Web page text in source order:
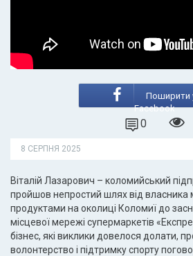
Поширити
Facebook
0
8 СЕРПНЯ 2025
Віталій Лазарович – коломийський
пройшов непростий шлях від власника
продуктами на околиці Коломиї до
місцевої мережі супермаркетів
бізнес, які виклики довелося долати,
волонтерство і підтримку спорту